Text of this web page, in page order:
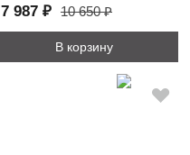
7 987 ₽ 10 650 ₽
В корзину